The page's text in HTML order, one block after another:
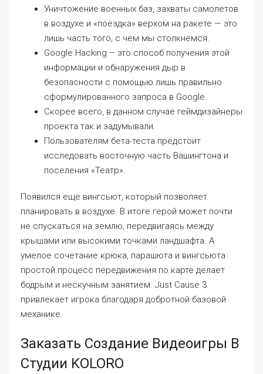
Уничтожение военных баз, захваты самолетов
в воздухе и «поездка» верхом на ракете — это
лишь часть того, с чем мы столкнемся.
Google Hacking – это способ получения этой
информации и обнаружения дыр в
безопасности с помощью лишь правильно
сформулированного запроса в Google.
Скорее всего, в данном случае геймдизайнеры
проекта так и задумывали.
Пользователям бета-теста предстоит
исследовать восточную часть Вашингтона и
поселения «Театр».
Появился еще вингсьют, который позволяет
планировать в воздухе. В итоге герой может почти
не спускаться на землю, передвигаясь между
крышами или высокими точками ландшафта. А
умелое сочетание крюка, парашюта и вингсьюта
простой процесс передвижения по карте делает
бодрым и нескучным занятием. Just Cause 3
привлекает игрока благодаря добротной базовой
механике.
Заказать Создание Видеоигры В
Студии KOLORO